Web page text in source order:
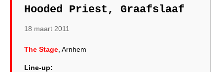
Hooded Priest, Graafslaaf
18 maart 2011
The Stage , Arnhem
Line-up: